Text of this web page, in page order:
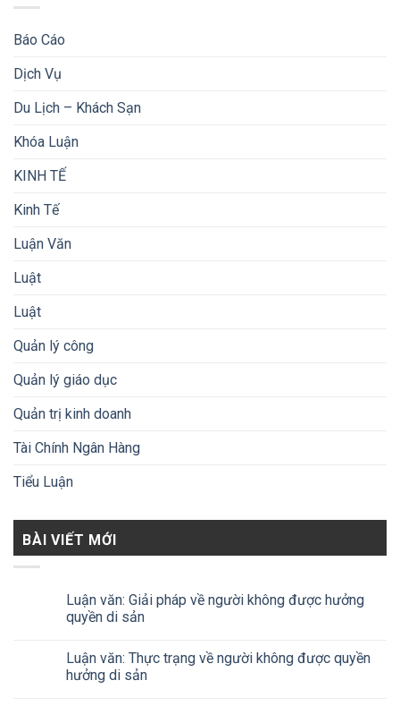
Báo Cáo
Dịch Vụ
Du Lịch – Khách Sạn
Khóa Luận
KINH TẾ
Kinh Tế
Luận Văn
Luật
Luật
Quản lý công
Quản lý giáo dục
Quản trị kinh doanh
Tài Chính Ngân Hàng
Tiểu Luận
BÀI VIẾT MỚI
Luận văn: Giải pháp về người không được hưởng
quyền di sản
Luận văn: Thực trạng về người không được quyền
hưởng di sản